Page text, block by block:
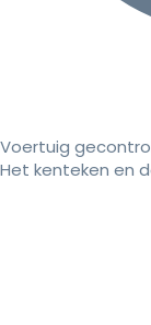
Voertuig
Het kenteken en